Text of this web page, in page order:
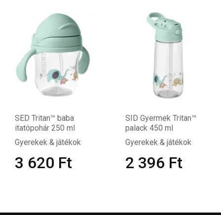
SED Tritan™ baba
itatópohár 250 ml
Gyerekek & játékok
3 620 Ft
SID Gyermek Tritan™
palack 450 ml
Gyerekek & játékok
2 396 Ft